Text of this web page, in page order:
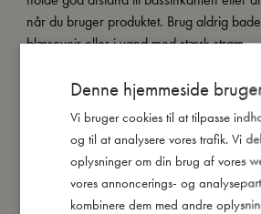
når du bruger produktet. Brug aldrig
blæsevejr eller i vand med stærk strøm.
Alle vores bademadrasser er grundigt
henhold til den europæiske standard EN-
Så stor er jeg
Denne hjemmeside
Vi bruger cookies til at tilpasse
og til at analysere vores trafik. Vi
oplysninger om din brug af vores
vores annoncerings- og
kombinere dem med andre